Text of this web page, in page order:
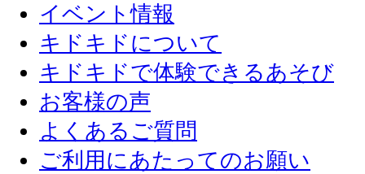
イベント情報
キドキドについて
キドキドで体験できるあそび
お客様の声
よくあるご質問
ご利用にあたってのお願い